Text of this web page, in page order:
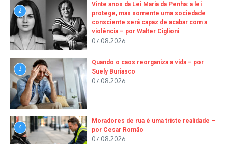
2
Vinte anos da Lei Maria da Penha: a lei
protege, mas somente uma sociedade
consciente será capaz de acabar com a
violência – por Walter Ciglioni
07.08.2026
3
Quando o caos reorganiza a vida – por
Suely Buriasco
07.08.2026
4
Moradores de rua é uma triste realidade –
por Cesar Romão
07.08.2026